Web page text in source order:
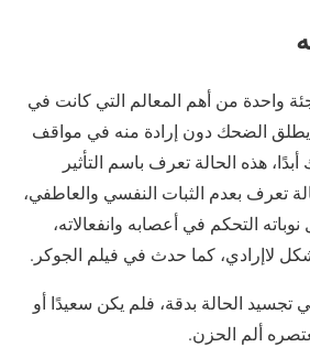
واحدة من أهم المعالم التي كانت في
الضحك دون إرادة منه في مواقف
هذه الحالة تعرف باسم التأثير
تعرف بعدم الثبات النفسي والعاطفي،
التحكم في أعصابه وانفعالاته،
لاإرادي، كما حدث في فيلم الجوكر.
تجسيد الحالة بدقة، فلم يكن سعيدًا أو
ألم الحزن.